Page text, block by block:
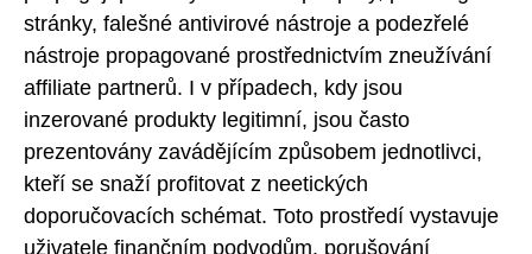
stránky, falešné antivirové nástroje a podezřelé
nástroje propagované prostřednictvím zneužívání
affiliate partnerů. I v případech, kdy jsou
inzerované produkty legitimní, jsou často
prezentovány zavádějícím způsobem jednotlivci,
kteří se snaží profitovat z neetických
doporučovacích schémat. Toto prostředí vystavuje
uživatele finančním podvodům, porušování